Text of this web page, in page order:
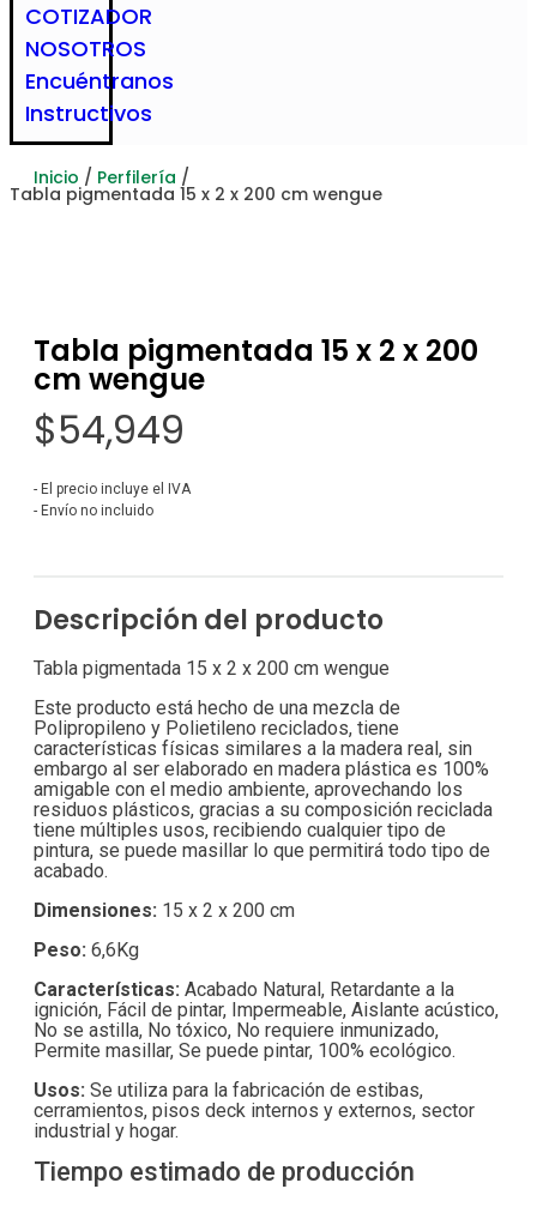
COTIZADOR
NOSOTROS
Encuéntranos
Instructivos
Inicio / Perfilería /
Tabla pigmentada 15 x 2 x 200 cm wengue
Tabla pigmentada 15 x 2 x 200
cm wengue
$54,949
- El precio incluye el IVA
- Envío no incluido
Descripción del producto
Tabla pigmentada 15 x 2 x 200 cm wengue
Este producto está hecho de una mezcla de
Polipropileno y Polietileno reciclados, tiene
características físicas similares a la madera real, sin
embargo al ser elaborado en madera plástica es 100%
amigable con el medio ambiente, aprovechando los
residuos plásticos, gracias a su composición reciclada
tiene múltiples usos, recibiendo cualquier tipo de
pintura, se puede masillar lo que permitirá todo tipo de
acabado.
Dimensiones: 15 x 2 x 200 cm
Peso: 6,6Kg
Características: Acabado Natural, Retardante a la
ignición, Fácil de pintar, Impermeable, Aislante acústico,
No se astilla, No tóxico, No requiere inmunizado,
Permite masillar, Se puede pintar, 100% ecológico.
Usos: Se utiliza para la fabricación de estibas,
cerramientos, pisos deck internos y externos, sector
industrial y hogar.
Tiempo estimado de producción